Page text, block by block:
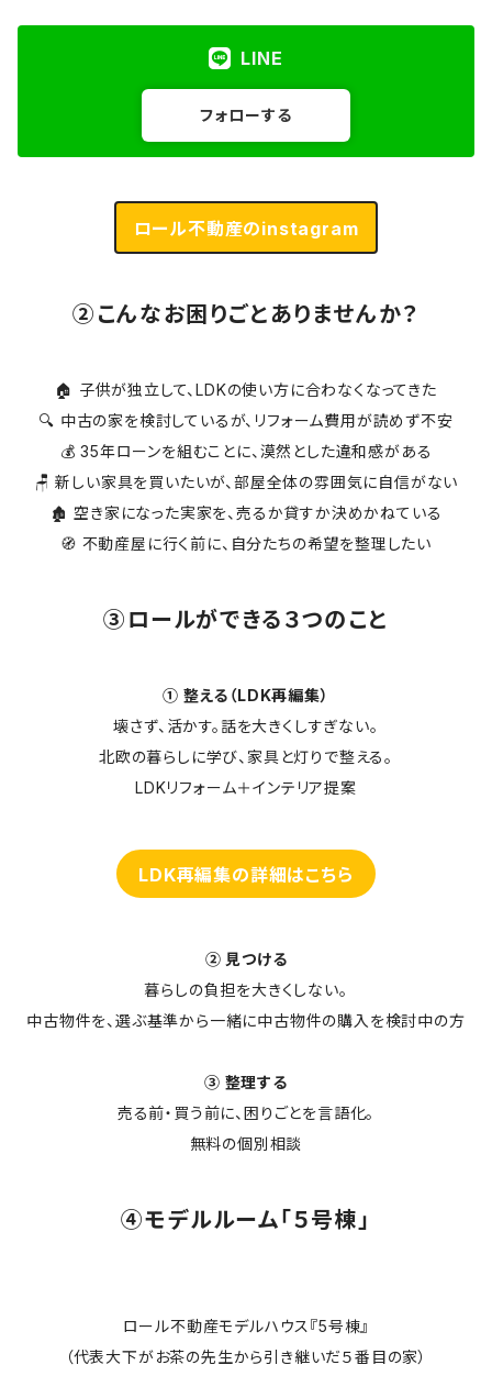
LINE
フォローする
ロール不動産のinstagram
②こんなお困りごとありませんか？
🏠 子供が独立して、LDKの使い方に合わなくなってきた
🔍 中古の家を検討しているが、リフォーム費用が読めず不安
💰 35年ローンを組むことに、漠然とした違和感がある
🪑 新しい家具を買いたいが、部屋全体の雰囲気に自信がない
🏚️ 空き家になった実家を、売るか貸すか決めかねている
🧭 不動産屋に行く前に、自分たちの希望を整理したい
③ロールができる３つのこと
① 整える（LDK再編集）
壊さず、活かす。話を大きくしすぎない。
北欧の暮らしに学び、家具と灯りで整える。
LDKリフォーム＋インテリア提案
LDK再編集の詳細はこちら
② 見つける
暮らしの負担を大きくしない。
中古物件を、選ぶ基準から一緒に中古物件の購入を検討中の方
③ 整理する
売る前・買う前に、困りごとを言語化。
無料の個別相談
④モデルルーム「５号棟」
ロール不動産モデルハウス『5号棟』
（代表大下がお茶の先生から引き継いだ５番目の家）